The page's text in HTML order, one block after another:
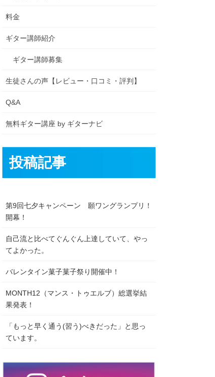
料金
ギター講師紹介
ギター講師募集
生徒さんの声【レビュー・口コミ・評判】
Q&A
無料ギター講座 by ギターナビ
投稿記事
第9回七夕キャンペーン 願ワングランプリ！
開幕！
自己流と比べてぐんぐん上達していて、やっ
てよかった。
バレンタイン菓子菓子祭り開催中！
MONTH12（マンス・トゥエルブ）総選挙結
果発表！
「もっと早く通う(習う)べきだった」と思っ
ています。